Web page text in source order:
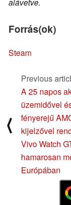
alávetve.
Forrás(ok)
Steam
⟨
Previous
A 25 napos
üzemidővel
fényerejű
kijelzővel
Vivo Watch
hamarosan
Európában